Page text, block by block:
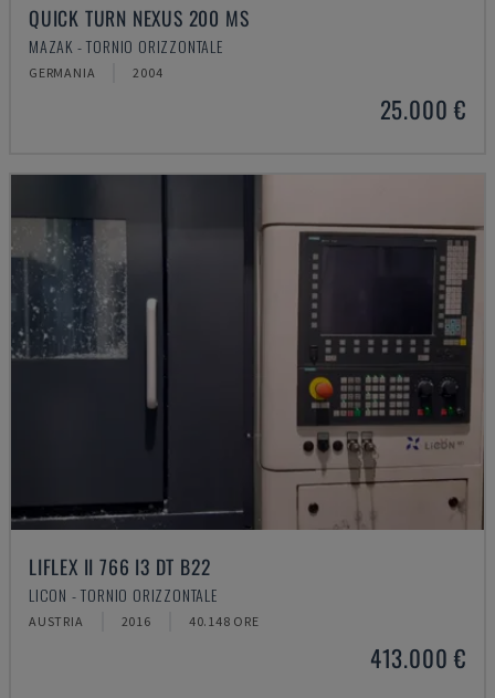
QUICK TURN NEXUS 200 MS
MAZAK - TORNIO ORIZZONTALE
GERMANIA 2004
25.000 €
LIFLEX II 766 I3 DT B22
LICON - TORNIO ORIZZONTALE
AUSTRIA 2016 40.148 ORE
413.000 €